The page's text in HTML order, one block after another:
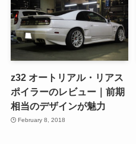
z32 オートリアル・リアス
ポイラーのレビュー｜前期
相当のデザインが魅力
February 8, 2018